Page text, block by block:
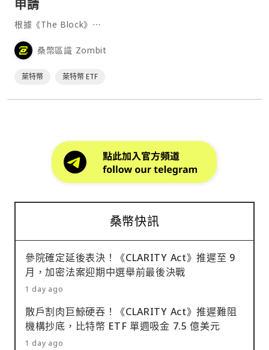
申請
根據《The Block》⋯
桑幣區識 Zombit
萊特幣 萊特幣 ETF
桑幣快訊
參院確定延後表決！《CLARITY Act》推遲至 9
月，加密法案迎期中選舉前最後決戰
1 day ago
散戶割肉巨鯨硬吞！《CLARITY Act》推遲難阻
機構抄底，比特幣 ETF 單週吸金 7.5 億美元
1 day ago